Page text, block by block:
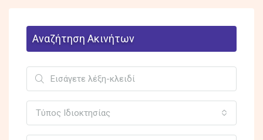
Αναζήτηση Ακινήτων
Τύπος Ιδιοκτησίας